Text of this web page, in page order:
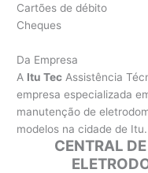
Cartões de débito
Cheques
Da Empresa
A Itu Tec Assistência
empresa especializada
manutenção de
modelos na cidade de Itu.
CENTRAL